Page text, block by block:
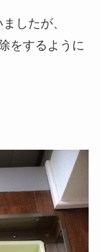
したが、
をするように